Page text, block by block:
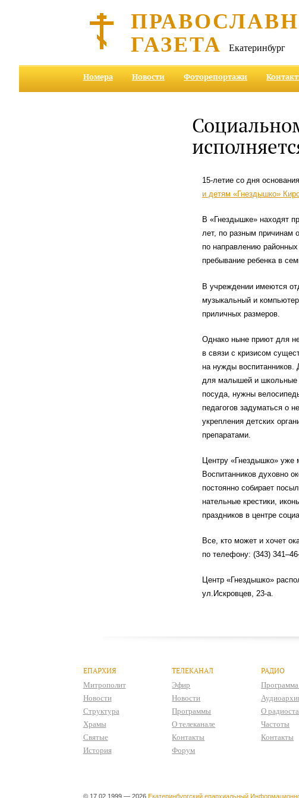
ГАЗЕТА Екатеринбург
Номера Новости Фоторепортажи
15-летие со дня
и детям «Гнездышко»
В «Гнездышке» находят
лет, по разным причинам
по направлению
пребывание ребенка в
В учреждении имеются
музыкальный и
приличных размеров.
Однако ныне приют для
в связи с кризисом
на нужды
для малышей и школьные
посуда, нужны
педагогов задуматься о
укрепления детских
препаратами.
Центру «Гнездышко» уже
Воспитанников духовно
постоянно собирает
нательные крестики,
праздников в центре
Все, кто может и хочет
по телефону: (343)
Центр «Гнездышко»
ул.Искровцев, 23-а.
ЕПАРХИЯ
Митрополит
Новости
Структура
Храмы
Святые
История
ТЕЛЕКАНАЛ
Эфир
Новости
Программы
О телеканале
Контакты
Форум
РАДИО
Программа
О
Частоты
Контакты
© 17.02.1999 — 2026 Екатеринбургский епархиальный